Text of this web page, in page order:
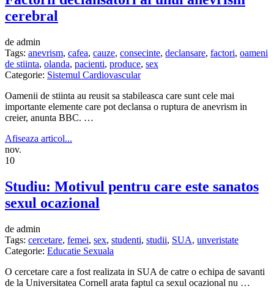
cerebral
de admin
Tags: anevrism, cafea, cauze, consecinte, declansare, factori, oameni
de stiinta, olanda, pacienti, produce, sex
Categorie: Sistemul Cardiovascular
Oamenii de stiinta au reusit sa stabileasca care sunt cele mai
importante elemente care pot declansa o ruptura de anevrism in
creier, anunta BBC. …
Afiseaza articol...
nov.
10
Studiu: Motivul pentru care este sanatos
sexul ocazional
de admin
Tags: cercetare, femei, sex, studenti, studii, SUA, unveristate
Categorie: Educatie Sexuala
O cercetare care a fost realizata in SUA de catre o echipa de savanti
de la Universitatea Cornell arata faptul ca sexul ocazional nu …